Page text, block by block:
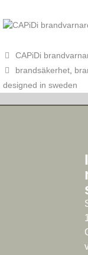
CAPiDi
brandsäkerhet
designed in sweden